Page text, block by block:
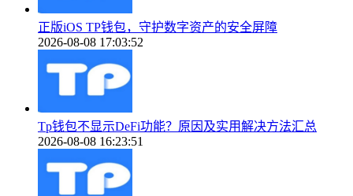
正版iOS TP钱包，守护数字资产的安全屏障
2026-08-08 17:03:52
Tp钱包不显示DeFi功能？原因及实用解决方法汇总
2026-08-08 16:23:51